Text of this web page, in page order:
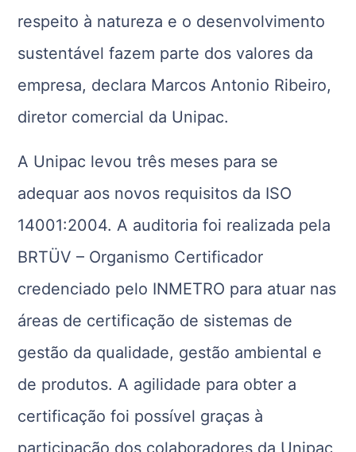
respeito à natureza e o desenvolvimento
sustentável fazem parte dos valores da
empresa, declara Marcos Antonio Ribeiro,
diretor comercial da Unipac.
A Unipac levou três meses para se
adequar aos novos requisitos da ISO
14001:2004. A auditoria foi realizada pela
BRTÜV – Organismo Certificador
credenciado pelo INMETRO para atuar nas
áreas de certificação de sistemas de
gestão da qualidade, gestão ambiental e
de produtos. A agilidade para obter a
certificação foi possível graças à
participação dos colaboradores da Unipac,